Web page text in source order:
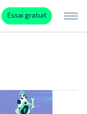
Essai gratuit